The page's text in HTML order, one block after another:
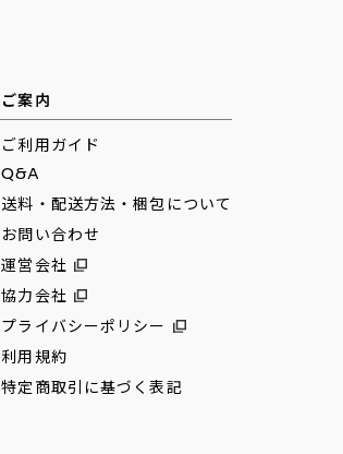
ご案内
ご利用ガイド
Q&A
送料・配送方法・梱包について
お問い合わせ
運営会社
協力会社
プライバシーポリシー
利用規約
特定商取引に基づく表記